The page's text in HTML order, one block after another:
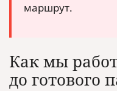
маршрут.
Как мы
до готового